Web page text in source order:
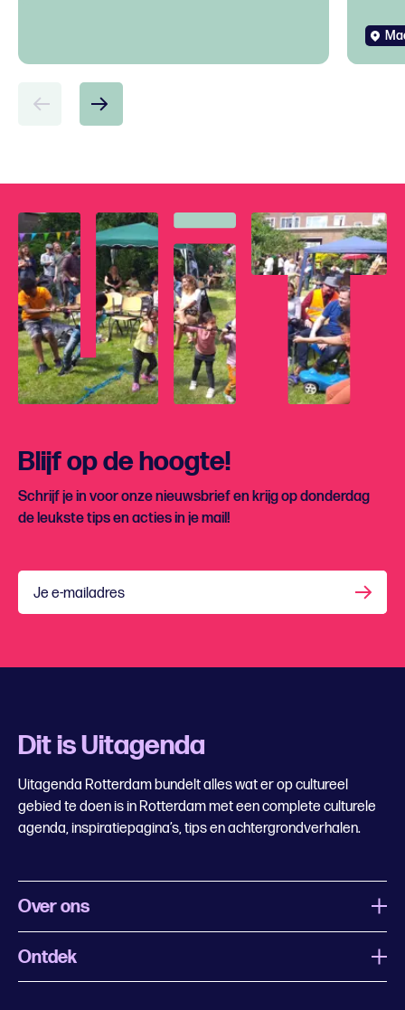
Blijf op de hoogte!
Schrijf je in voor onze nieuwsbrief en krijg op donderdag
de leukste tips en acties in je mail!
Je e-mailadres
Dit is Uitagenda
Uitagenda Rotterdam bundelt alles wat er op cultureel
gebied te doen is in Rotterdam met een complete culturele
agenda, inspiratiepagina’s, tips en achtergrondverhalen.
Over ons
Wat is Uitagenda Rotterdam
Ontdek